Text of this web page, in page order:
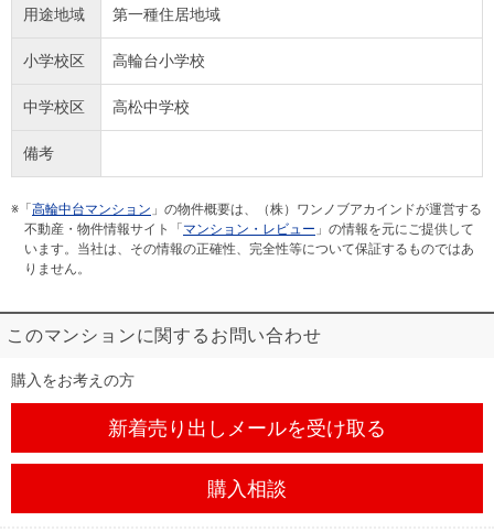
用途地域 第一種住居地域
小学校区 高輪台小学校
中学校区 高松中学校
備考
※「 高輪中台マンション 」の物件概要は、（株）ワンノブアカインドが運営する
不動産・物件情報サイト「 マンション・レビュー 」の情報を元にご提供して
います。当社は、その情報の正確性、完全性等について保証するものではあ
りません。
このマンションに関するお問い合わせ
購入をお考えの方
新着売り出しメールを受け取る
購入相談